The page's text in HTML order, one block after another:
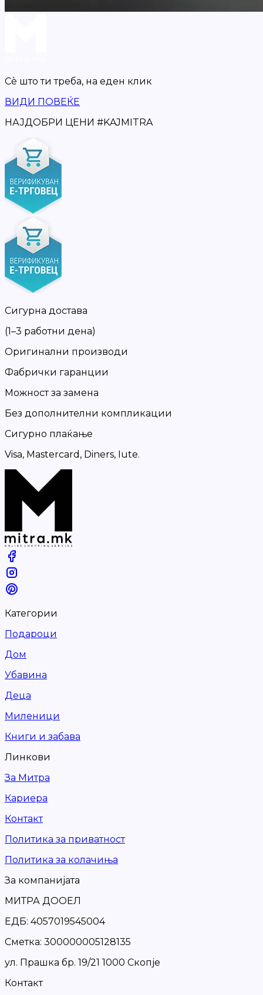
Сè што ти треба, на еден клик
ВИДИ ПОВЕЌЕ
НАЈДОБРИ ЦЕНИ #KAJMITRA
Сигурна достава
(1–3 работни дена)
Оригинални производи
Фабрички гаранции
Можност за замена
Без дополнителни компликации
Сигурно плаќање
Visa, Mastercard, Diners, Iute.
Категории
Подароци
Дом
Убавина
Деца
Миленици
Книги и забава
Линкови
За Митра
Кариера
Контакт
Политика за приватност
Политика за колачиња
За компанијата
МИТРА ДООЕЛ
ЕДБ: 4057019545004
Сметка: 300000005128135
ул. Прашка бр. 19/21 1000 Скопје
Контакт